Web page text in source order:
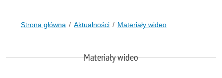
Strona główna Aktualności Materiały wideo
Materiały wideo